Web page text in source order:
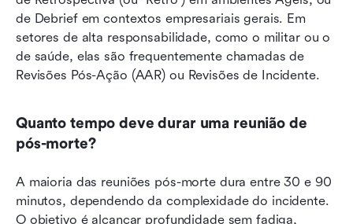
de Debrief em contextos empresariais gerais. Em
setores de alta responsabilidade, como o militar ou o
de saúde, elas são frequentemente chamadas de
Revisões Pós-Ação (AAR) ou Revisões de Incidente.
Quanto tempo deve durar uma reunião de
pós-morte?
A maioria das reuniões pós-morte dura entre 30 e 90
minutos, dependendo da complexidade do incidente.
O objetivo é alcançar profundidade sem fadiga,